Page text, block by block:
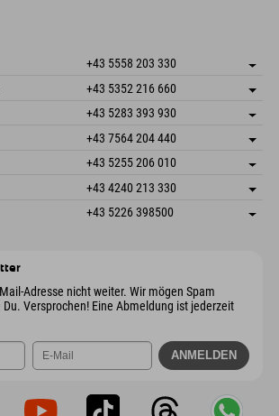
+43 5558 203 330
Adresse speichern
Anreiseinfos
Buchen
+43 5352 216 660
Adresse speichern
Buchen
+43 5283 393 930
Adresse speichern
Anreiseinfos
Buchen
+43 7564 204 440
Adresse speichern
Buchen
+43 5255 206 010
Adresse speichern
Anreiseinfos
Buchen
+43 4240 213 330
Adresse speichern
+43 5226 398500
Adresse nicht weiter. Wir mögen Spam
Versprochen! Eine Abmeldung ist jederzeit